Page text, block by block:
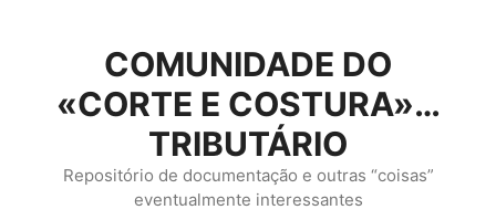
conteúdo
COMUNIDADE DO
«CORTE E COSTURA»…
TRIBUTÁRIO
Repositório de documentação e outras “coisas”
eventualmente interessantes